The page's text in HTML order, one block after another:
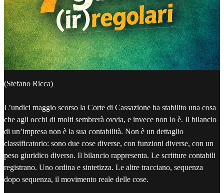
(Stefano Ricca)
L’undici maggio scorso la Corte di Cassazione ha stabilito una cosa
che agli occhi di molti sembrerà ovvia, e invece non lo è. Il bilancio
di un’impresa non è la sua contabilità. Non è un dettaglio
classificatorio: sono due cose diverse, con funzioni diverse, con un
peso giuridico diverso. Il bilancio rappresenta. Le scritture contabili
registrano. Uno ordina e sintetizza. Le altre tracciano, sequenza
dopo sequenza, il movimento reale delle cose.